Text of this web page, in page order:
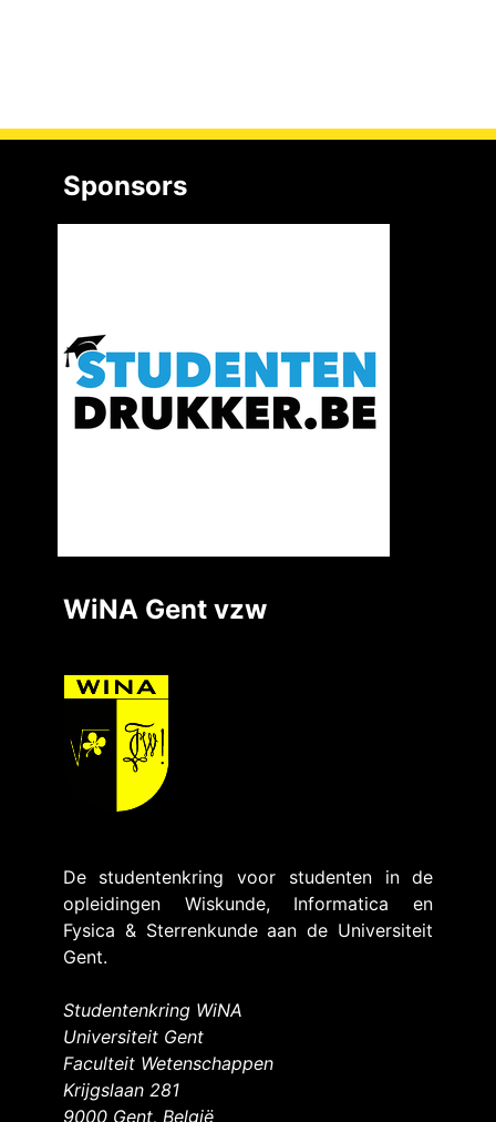
Sponsors
WiNA Gent vzw
De studentenkring voor studenten in de
opleidingen Wiskunde, Informatica en
Fysica & Sterrenkunde aan de Universiteit
Gent.
Studentenkring WiNA
Universiteit Gent
Faculteit Wetenschappen
Krijgslaan 281
9000 Gent, België